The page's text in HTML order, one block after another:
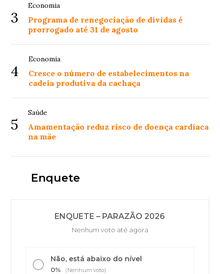
3
Economia
Programa de renegociação de dívidas é
prorrogado até 31 de agosto
4
Economia
Cresce o número de estabelecimentos na
cadeia produtiva da cachaça
5
Saúde
Amamentação reduz risco de doença cardíaca
na mãe
Enquete
ENQUETE – PARAZÃO 2026
Nenhum voto até agora
Não, está abaixo do nível
0% (Nenhum voto)